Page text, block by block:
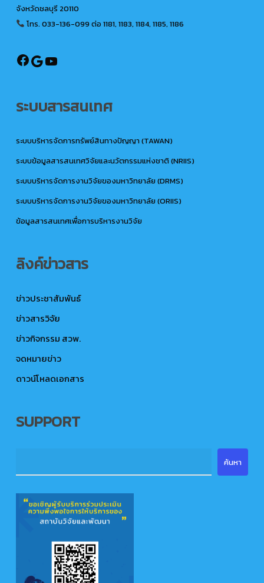
จังหวัดชลบุรี 20110
โทร. 033-136-099ต่อ 1181, 1183, 1184, 1185, 1186
@ird.rmutto
Google
ระบบสารสนเทศ
ระบบบริหารจัดการทรัพย์สินทางปัญญา (TAWAN)
ระบบข้อมูลสารสนเทศวิจัยและนวัตกรรมแห่งชาติ (NRIIS)
ระบบบริหารจัดการงานวิจัยของมหาวิทยาลัย (DRMS)
ระบบบริหารจัดการงานวิจัยของมหาวิทยาลัย (ORIIS)
ข้อมูลสารสนเทศเพื่อการบริหารงานวิจัย
ลิงค์ข่าวสาร
ข่าวประชาสัมพันธ์
ข่าวสารวิจัย
ข่าวกิจกรรม สวพ.
จดหมายข่าว
ดาวน์โหลดเอกสาร
SUPPORT
ค้นหา